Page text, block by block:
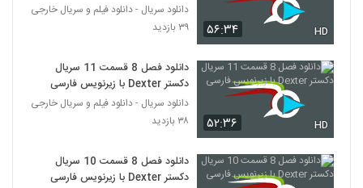
۵۶:۳۴ HD
دانلود سریال - دانلود فیلم و سریال خارجی
۳۹ بازدید
۵۲:۳۶ HD
دانلود فصل 8 قسمت 11 سریال
دکستر Dexter با زیرنویس فارسی
دانلود سریال - دانلود فیلم و سریال خارجی
۳۸ بازدید
دانلود فصل 8 قسمت 10 سریال
دکستر Dexter با زیرنویس فارسی